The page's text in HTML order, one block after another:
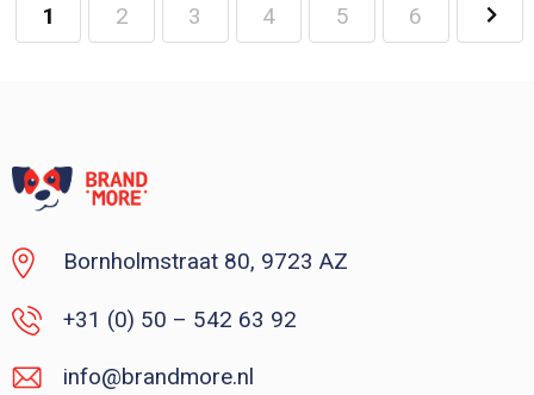
Minimale afname: 100
1 2 3 4 5 6
Bornholmstraat 80, 9723 AZ
+31 (0) 50 – 542 63 92
info@brandmore.nl